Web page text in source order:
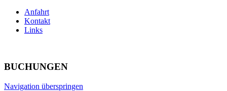
Anfahrt
Kontakt
Links
BUCHUNGEN
Navigation überspringen